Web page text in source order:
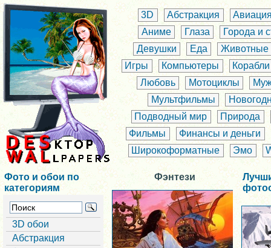
3D Абстракция
Аниме
Глаза
Города и
Девушки
Еда
Животные
Игры
Компьютеры
Корабли
Любовь
Мотоциклы
Мультфильмы
Подводный мир
Природа
Фильмы
Финансы и деньги
Широкоформатные
Эмо
Фото и обои по
категориям
3D обои
Абстракция
Фэнтези